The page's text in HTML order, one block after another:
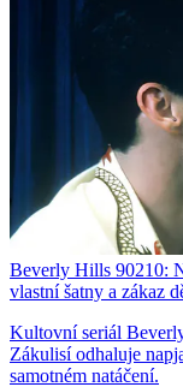
Beverly Hills 90210:
vlastní šatny a zákaz
Kultovní seriál
Zákulisí odhaluje
samotném natáčení.